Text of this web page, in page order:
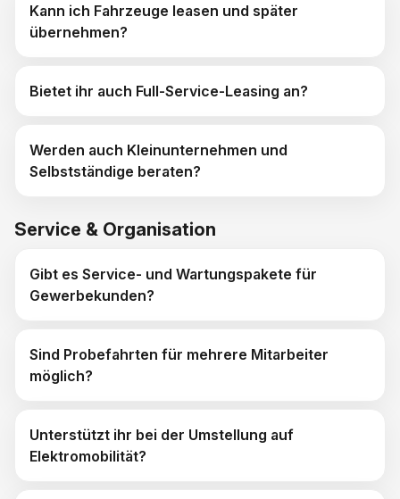
Kann ich Fahrzeuge leasen und später
übernehmen?
Bietet ihr auch Full-Service-Leasing an?
Werden auch Kleinunternehmen und
Selbstständige beraten?
Service & Organisation
Gibt es Service- und Wartungspakete für
Gewerbekunden?
Sind Probefahrten für mehrere Mitarbeiter
möglich?
Unterstützt ihr bei der Umstellung auf
Elektromobilität?